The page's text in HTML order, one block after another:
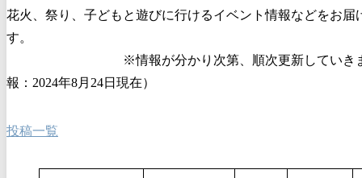
花火、祭り、子どもと遊びに行けるイベント情報などをお届
す。
※情報が分かり次第、順次更新していきま
報：2024年8月24日現在）
投稿一覧